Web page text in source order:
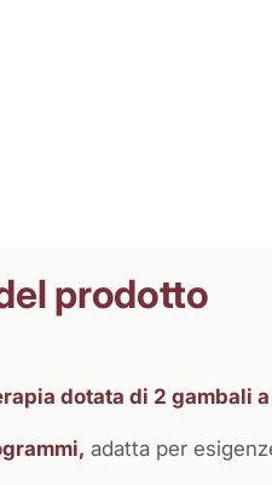
prodotto
dotata di 2 gambali
adatta per